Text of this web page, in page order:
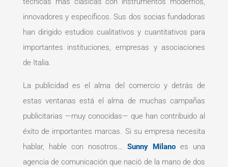
innovadores y específicos. Sus dos socias fundadoras
han dirigido estudios cualitativos y cuantitativos para
importantes instituciones, empresas y asociaciones
de Italia.
La publicidad es el alma del comercio y detrás de
estas ventanas está el alma de muchas campañas
publicitarias —muy conocidas— que han contribuido al
éxito de importantes marcas. Si su empresa necesita
hablar, hable con nosotros…Sunny Milano es una
agencia de comunicación que nació de la mano de dos